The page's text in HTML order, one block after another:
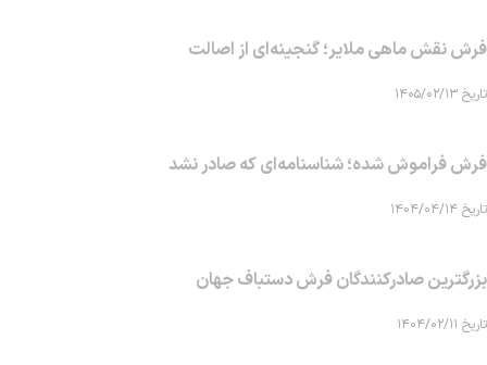
فرش نقش ماهی‌ ملایر؛ گنجینه‌ای از اصالت
تاریخ ۱۴۰۵/۰۲/۱۳
فرش فراموش شده؛ شناسنامه‌ای که صادر نشد
تاریخ ۱۴۰۴/۰۴/۱۴
بزرگترین صادرکنندگان فرش دستباف جهان
تاریخ ۱۴۰۴/۰۲/۱۱